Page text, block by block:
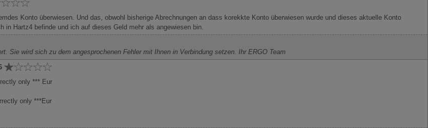
Konto überwiesen. Und das, obwohl bisherige Abrechnungen an dass korekkte Konto überwiesen wurde und dieses aktuelle Konto
Hartz4 befinde und ich auf dieses Geld mehr als angewiesen bin.
Sie wird sich zu dem angesprochenen Fehler mit Ihnen in Verbindung setzen. Ihr ERGO Team
only *** Eur
only ***Eur